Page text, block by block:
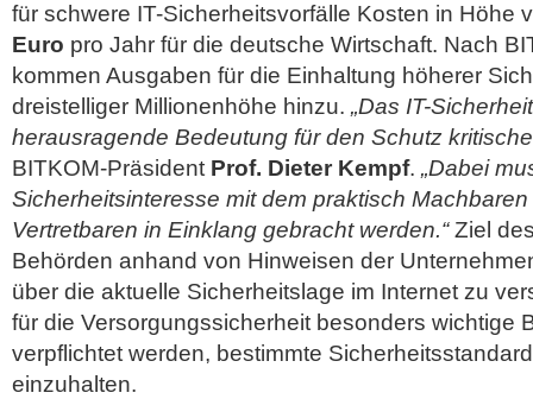
für schwere IT-Sicherheitsvorfälle Kosten in Höhe
Euro pro Jahr für die deutsche Wirtschaft. Nach
kommen Ausgaben für die Einhaltung höherer
dreistelliger Millionenhöhe hinzu. „Das IT-
herausragende Bedeutung für den Schutz
BITKOM-Präsident Prof. Dieter Kempf. „Dabei
Sicherheitsinteresse mit dem praktisch
Vertretbaren in Einklang gebracht werden.“Ziel
Behörden anhand von Hinweisen der
über die aktuelle Sicherheitslage im Internet zu
für die Versorgungssicherheit besonders wichtige
verpflichtet werden, bestimmte
einzuhalten.